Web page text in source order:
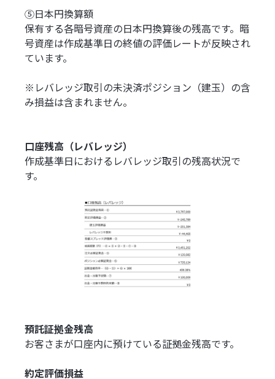
⑤日本円換算額
保有する各暗号資産の日本円換算後の残高です。暗
号資産は作成基準日の終値の評価レートが反映され
ています。
※レバレッジ取引の未決済ポジション（建玉）の含
み損益は含まれません。
口座残高（レバレッジ）
作成基準日におけるレバレッジ取引の残高状況で
す。
預託証拠金残高
お客さまが口座内に預けている証拠金残高です。
約定評価損益